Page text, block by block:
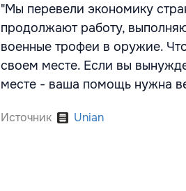
"Мы перевели экономику
продолжают работу,
военные трофеи в оружие.
своем месте. Если вы
месте - ваша помощь нужна
Источник Unian